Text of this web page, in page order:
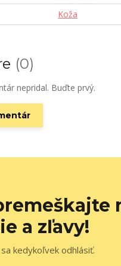
Koža
0
nepridal. Buďte prvý.
a zľavy!
kedykoľvek odhlásiť.